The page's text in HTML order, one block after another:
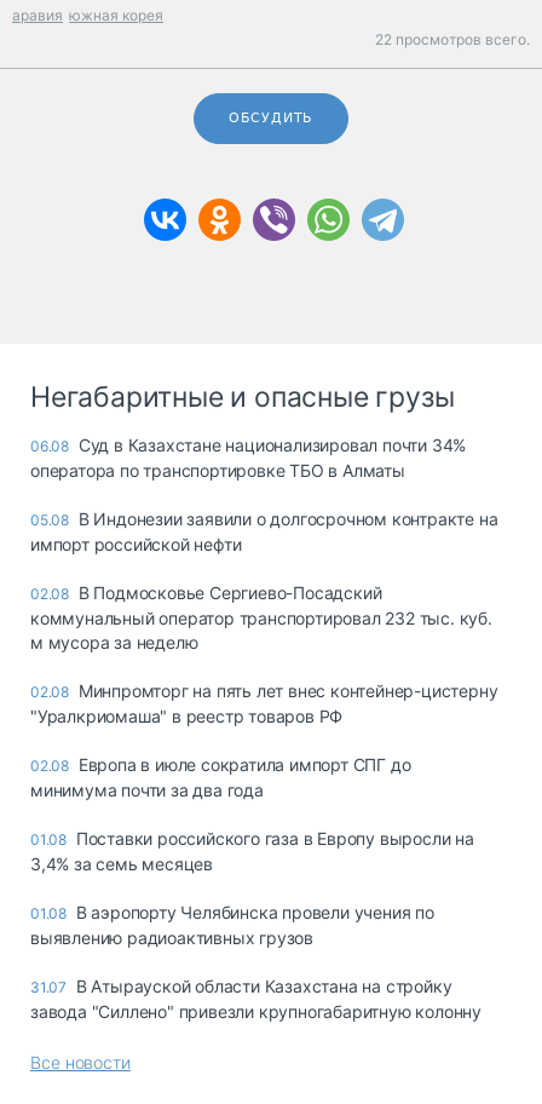
аравия южная корея
22 просмотров всего.
ОБСУДИТЬ
Негабаритные и опасные грузы
06.08 Суд в Казахстане национализировал почти 34%
оператора по транспортировке ТБО в Алматы
05.08 В Индонезии заявили о долгосрочном контракте на
импорт российской нефти
02.08 В Подмосковье Сергиево-Посадский
коммунальный оператор транспортировал 232 тыс. куб.
м мусора за неделю
02.08 Минпромторг на пять лет внес контейнер-цистерну
"Уралкриомаша" в реестр товаров РФ
02.08 Европа в июле сократила импорт СПГ до
минимума почти за два года
01.08 Поставки российского газа в Европу выросли на
3,4% за семь месяцев
01.08 В аэропорту Челябинска провели учения по
выявлению радиоактивных грузов
31.07
В Атырауской области Казахстана на стройку
завода "Силлено" привезли крупногабаритную колонну
Все новости